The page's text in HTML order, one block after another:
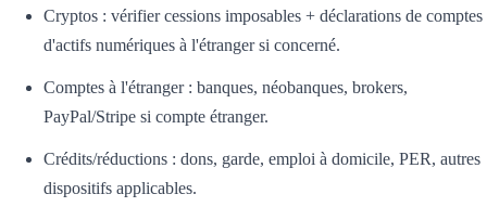
Cryptos : vérifier cessions imposables + déclarations de comptes
d'actifs numériques à l'étranger si concerné.
Comptes à l'étranger : banques, néobanques, brokers,
PayPal/Stripe si compte étranger.
Crédits/réductions : dons, garde, emploi à domicile, PER, autres
dispositifs applicables.